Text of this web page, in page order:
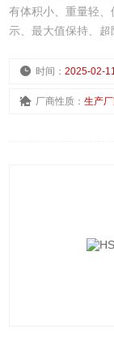
有体积小、重量轻
示、最大值保持、
时间：2025-02-
厂商性质：生产